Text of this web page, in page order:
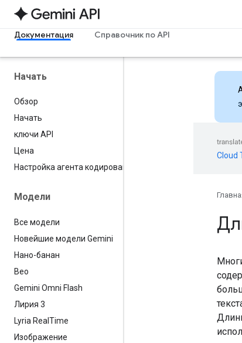
Документация Справочник по API
Начать
Обзор
Начать
ключи API
Цена
Настройка агента кодирования
Модели
Все модели
Новейшие модели Gemini
Нано-банан
Вео
Gemini Omni Flash
Лирия 3
Lyria Real Time
Изображение
Cloud